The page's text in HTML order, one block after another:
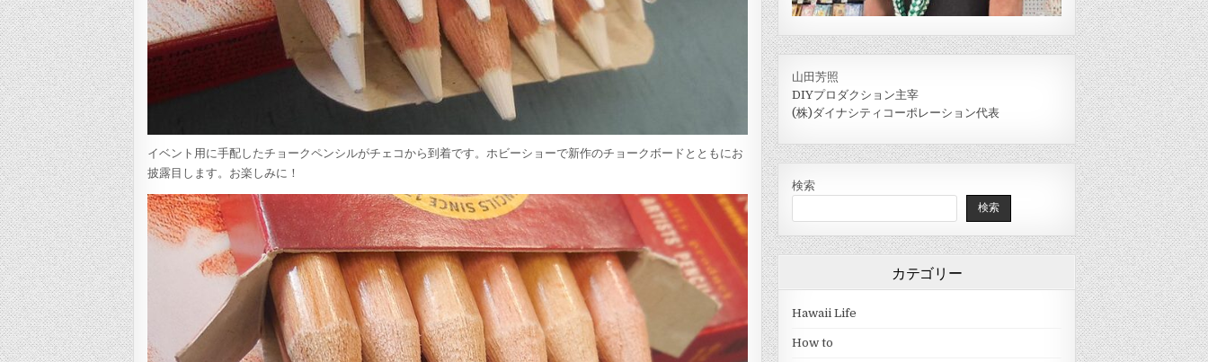
イベント用に手配したチョークペンシルがチェコから到着です。ホビーショーで新作のチョークボードとともにお
披露目します。お楽しみに！
山田芳照
DIYプロダクション主宰
(株)ダイナシティコーポレーション代表
検索
検索
カテゴリー
Hawaii Life
How to